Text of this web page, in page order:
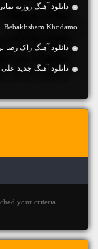
Bebakhsham Khodamo
دانلود آهنگ راک رضا
دانلود آهنگ جديد
your criteria.